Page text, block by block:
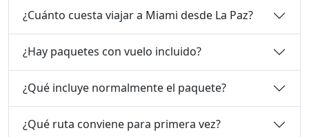
¿Cuánto cuesta viajar a Miami desde La Paz?
¿Hay paquetes con vuelo incluido?
¿Qué incluye normalmente el paquete?
¿Qué ruta conviene para primera vez?